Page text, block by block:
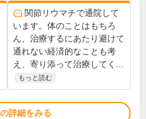
関節リウマチで通院して
います。体のことはもちろ
ん、治療するにあたり避けて
通れない経済的なことも考
え、寄り添って治療してく...
もっと読む
詳細をみる